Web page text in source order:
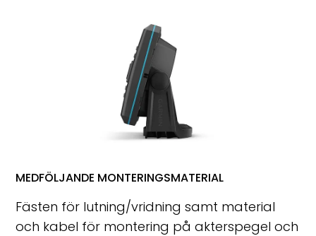
MEDFÖLJANDE MONTERINGSMATERIAL
Fästen för lutning/vridning samt material
och kabel för montering på akterspegel och